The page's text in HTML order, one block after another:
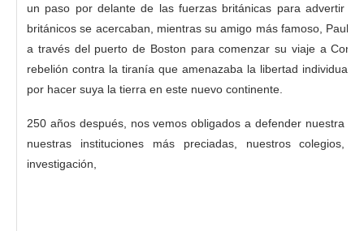
un paso por delante de las fuerzas británicas para advertir a
británicos se acercaban, mientras su amigo más famoso, Paul
a través del puerto de Boston para comenzar su viaje a
rebelión contra la tiranía que amenazaba la libertad individual
por hacer suya la tierra en este nuevo continente.
250 años después, nos vemos obligados a defender nuestra
nuestras instituciones más preciadas, nuestros colegios,
investigación,